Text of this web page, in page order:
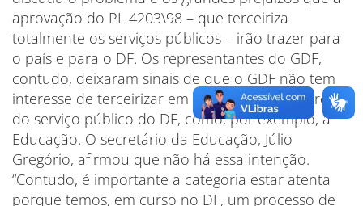
aprovação do PL 4203\98 – que terceiriza
totalmente os serviços públicos – irão trazer para
o país e para o DF. Os representantes do GDF,
contudo, deixaram sinais de que o GDF não tem
interesse de terceirizar em massa alguns setores
do serviço público do DF, como, por exemplo, a
Educação. O secretário da Educação, Júlio
Gregório, afirmou que não há essa intenção.
“Contudo, é importante a categoria estar atenta
porque temos, em curso no DF, um processo de